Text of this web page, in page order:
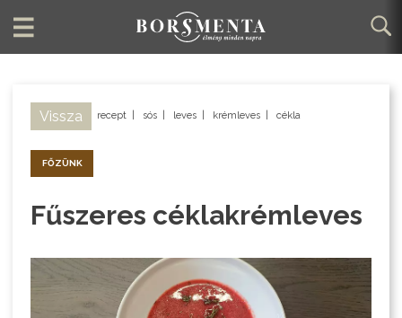
Vissza recept sós leves krémleves cékla
FŐZÜNK
Fűszeres céklakrémleves